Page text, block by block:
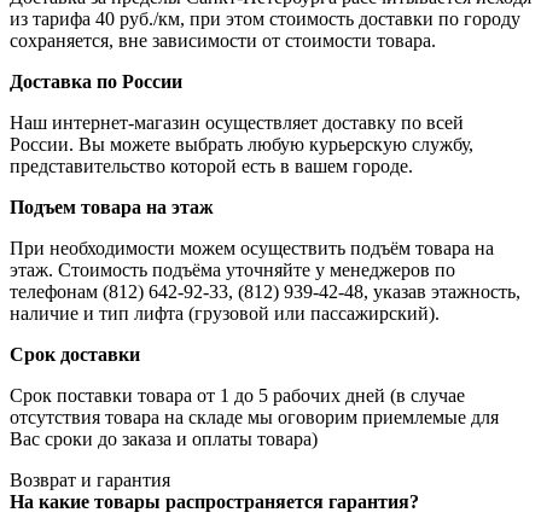
из тарифа 40 руб./км, при этом стоимость доставки по городу
сохраняется, вне зависимости от стоимости товара.
Доставка по России
Наш интернет-магазин осуществляет доставку по всей
России. Вы можете выбрать любую курьерскую службу,
представительство которой есть в вашем городе.
Подъем товара на этаж
При необходимости можем осуществить подъём товара на
этаж. Стоимость подъёма уточняйте у менеджеров по
телефонам (812) 642-92-33, (812) 939-42-48, указав этажность,
наличие и тип лифта (грузовой или пассажирский).
Срок доставки
Срок поставки товара от 1 до 5 рабочих дней (в случае
отсутствия товара на складе мы оговорим приемлемые для
Вас сроки до заказа и оплаты товара)
Возврат и гарантия
На какие товары распространяется гарантия?